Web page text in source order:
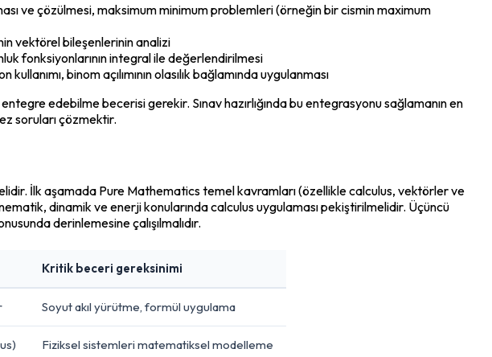
ve çözülmesi, maksimum minimum problemleri (örneğin bir cismin maximum
vektörel bileşenlerinin analizi
fonksiyonlarının integral ile değerlendirilmesi
binom açılımının olasılık bağlamında uygulanması
edebilme becerisi gerekir. Sınav hazırlığında bu entegrasyonu sağlamanın en
soruları çözmektir.
İlk aşamada Pure Mathematics temel kavramları (özellikle calculus, vektörler ve
dinamik ve enerji konularında calculus uygulaması pekiştirilmelidir. Üçüncü
derinlemesine çalışılmalıdır.
Kritik beceri gereksinimi
Soyut akıl yürütme, formül uygulama
Fiziksel sistemleri matematiksel modelleme